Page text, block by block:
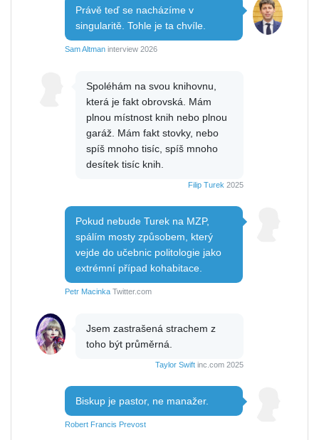
Právě teď se nacházíme v
singularitě. Tohle je ta chvíle.
Sam Altman interview 2026
Spoléhám na svou knihovnu,
která je fakt obrovská. Mám
plnou místnost knih nebo plnou
garáž. Mám fakt stovky, nebo
spíš mnoho tisíc, spíš mnoho
desítek tisíc knih.
Filip Turek 2025
Pokud nebude Turek na MZP,
spálím mosty způsobem, který
vejde do učebnic politologie jako
extrémní případ kohabitace.
Petr Macinka Twitter.com
Jsem zastrašená strachem z
toho být průměrná.
Taylor Swift inc.com 2025
Biskup je pastor, ne manažer.
Robert Francis Prevost